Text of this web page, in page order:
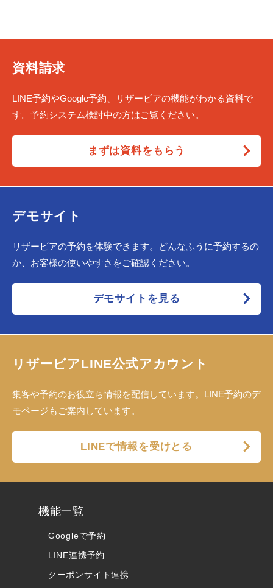
資料請求
LINE予約やGoogle予約、リザービアの機能がわかる資料で
す。予約システム検討中の方はご覧ください。
まずは資料をもらう
デモサイト
リザービアの予約を体験できます。どんなふうに予約するの
か、お客様の使いやすさをご確認ください。
デモサイトを見る
リザービアLINE公式アカウント
集客や予約のお役立ち情報を配信しています。LINE予約のデ
モページもご案内しています。
LINEで情報を受けとる
機能一覧
Googleで予約
LINE連携予約
クーポンサイト連携